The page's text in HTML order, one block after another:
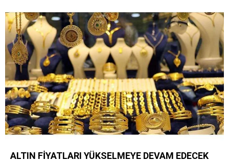
ALTIN FİYATLARI YÜKSELMEYE DEVAM EDECEK